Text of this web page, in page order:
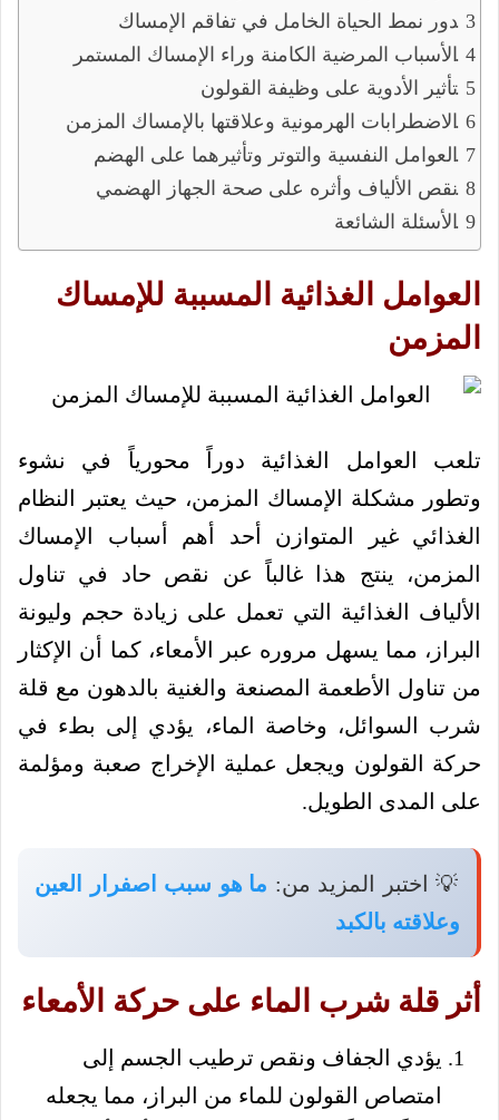
دور نمط الحياة الخامل في تفاقم الإمساك
الأسباب المرضية الكامنة وراء الإمساك المستمر
تأثير الأدوية على وظيفة القولون
الاضطرابات الهرمونية وعلاقتها بالإمساك المزمن
العوامل النفسية والتوتر وتأثيرهما على الهضم
نقص الألياف وأثره على صحة الجهاز الهضمي
الأسئلة الشائعة
العوامل الغذائية المسببة للإمساك
المزمن
تلعب العوامل الغذائية دوراً محورياً في نشوء
وتطور مشكلة الإمساك المزمن، حيث يعتبر النظام
الغذائي غير المتوازن أحد أهم أسباب الإمساك
المزمن، ينتج هذا غالباً عن نقص حاد في تناول
الألياف الغذائية التي تعمل على زيادة حجم وليونة
البراز، مما يسهل مروره عبر الأمعاء، كما أن الإكثار
من تناول الأطعمة المصنعة والغنية بالدهون مع قلة
شرب السوائل، وخاصة الماء، يؤدي إلى بطء في
حركة القولون ويجعل عملية الإخراج صعبة ومؤلمة
على المدى الطويل.
💡 اختبر المزيد من: ما هو سبب اصفرار العين
وعلاقته بالكبد
أثر قلة شرب الماء على حركة الأمعاء
يؤدي الجفاف ونقص ترطيب الجسم إلى
امتصاص القولون للماء من البراز، مما يجعله